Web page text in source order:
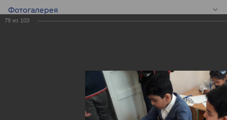
Фотогалерея
Конкурс эссе среди
школьников -
Global Money Week!
79 из 103